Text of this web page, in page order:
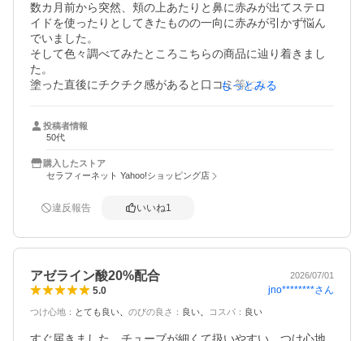
数カ月前から突然、頬の上あたりと鼻に赤みが出てステロ
イドを使ったりとしてきたものの一向に赤みが引かず悩ん
でいました。
そして色々調べてみたところこちらの商品に辿り着きまし
た。
塗った直後にチクチク感があると口コミ等に書かれてあっ
まだ使用して間もないので効果のほどはわかりませんがし
ばらく使ってみます。赤みが引いて良くなった、と書かれ
てあったので良くなったら嬉しいです。
もっとみる
投稿者情報
50代
購入したストア
セラフィーネット Yahoo!ショッピング店
違反報告 いいね1
アゼライン酸20%配合 2026/07/01
5.0 jno********さん
つけ心地 ： とても良い のびの良さ ： 良い コスパ ： 良い